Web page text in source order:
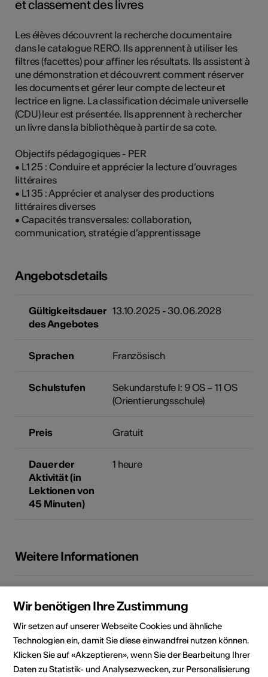
et classement des livres
Les élèves découvrent la recherche documentaire
dans le catalogue RERO. Ils apprennent à utiliser les
filtres (facettes) pour affiner les résultats. Ils assistent à
une démonstration et découvrent comment réserver
les documents et gérer leur compte de lecteur et
lectrice en ligne. La classification décimale universelle
(CDU) leur est présentée. Ils apprennent à rechercher
un livre dans la bibliothèque à partir de sa cote.
Objectifs pédagogiques - PER
• L1 25 : Conduire et apprécier la lecture d‘ouvrages
littéraires
• L1 35 : Apprécier et analyser des productions
littéraires diverses
• Capacités transversales: collaboration,
communication, stratégie d’apprentissage
Angebotsdetails
Gültigkeitsdauer
des Angebotes
13.10.2025 - 30.06.2028
Sprachen Französisch
Schulstufen
Sekundarstufe I: 9 OS – 11 OS
(Orientierungsschule)
Preis Gratuit
Dauer der
Aktivität (in
Lektionen von
45 Minuten)
1 heure
Weitere Informationen
DurchführungsortMédiathèque Valais - Martigny,
Avenue de la Gare 15, 1920
Wir benötigen Ihre Zustimmung
Wir setzen auf unserer Webseite Cookies und ähnliche
Technologien ein, damit Sie diese einwandfrei nutzen können.
Klicken Sie auf «Akzeptieren», wenn Sie der Bearbeitung Ihrer
Daten zu Statistik- und Analysezwecken, zur Personalisierung